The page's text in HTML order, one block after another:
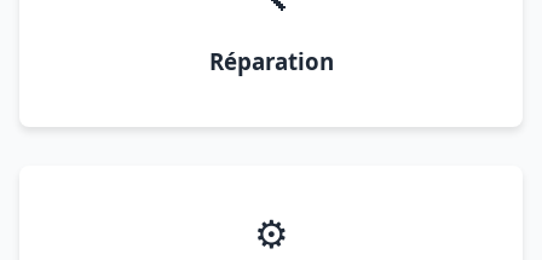
Réparation
⚙️